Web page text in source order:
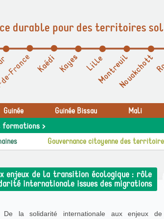
durable pour des territoires
Guinée Guinée Bissau Mali
formations >
Gouvernance citoyenne des
enjeux de la transition écologique : rôle
internationale issues des migrations
De la solidarité internationale aux enjeux